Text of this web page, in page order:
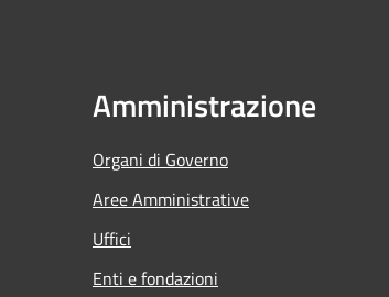
Amministrazione
Organi di Governo
Aree Amministrative
Uffici
Enti e fondazioni